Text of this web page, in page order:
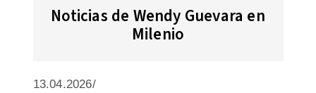
Noticias de Wendy Guevara en
Milenio
13.04.2026/